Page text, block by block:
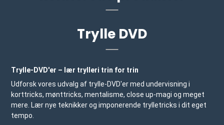
Trylle DVD
Trylle-DVD'er – lær trylleri trin for trin
Udforsk vores udvalg af trylle-DVD'er med undervisning i
korttricks, mønttricks, mentalisme, close up-magi og meget
mere. Lær nye teknikker og imponerende trylletricks i dit eget
tempo.